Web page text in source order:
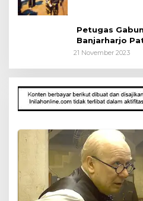
Petugas
Banjarharjo
21 November 2023